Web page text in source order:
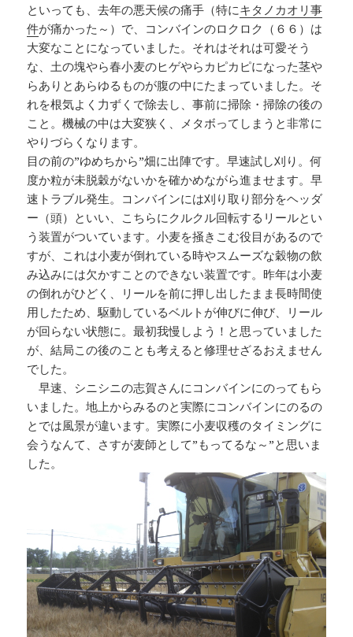
といっても、去年の悪天候の痛手（特にキタノカオリ事
件が痛かった～）で、コンバインのロクロク（６６）は
大変なことになっていました。それはそれは可愛そう
な、土の塊やら春小麦のヒゲやらカピカピになった茎や
らありとあらゆるものが腹の中にたまっていました。そ
れを根気よく力ずくで除去し、事前に掃除・掃除の後の
こと。機械の中は大変狭く、メタボってしまうと非常に
やりづらくなります。
目の前の”ゆめちから”畑に出陣です。早速試し刈り。何
度か粒が未脱穀がないかを確かめながら進ませます。早
速トラブル発生。コンバインには刈り取り部分をヘッダ
ー（頭）といい、こちらにクルクル回転するリールとい
う装置がついています。小麦を掻きこむ役目があるので
すが、これは小麦が倒れている時やスムーズな穀物の飲
み込みには欠かすことのできない装置です。昨年は小麦
の倒れがひどく、リールを前に押し出したまま長時間使
用したため、駆動しているベルトが伸びに伸び、リール
が回らない状態に。最初我慢しよう！と思っていました
が、結局この後のことも考えると修理せざるおえません
でした。
早速、シニシニの志賀さんにコンバインにのってもら
いました。地上からみるのと実際にコンバインにのるの
とでは風景が違います。実際に小麦収穫のタイミングに
会うなんて、さすが麦師として”もってるな～”と思いま
した。